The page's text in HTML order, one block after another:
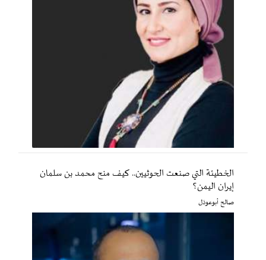
الخطيئة التي صنعت الحوثيين.. كيف منح محمد بن سلمان
إيران اليمن؟
صالح أبوعوذل